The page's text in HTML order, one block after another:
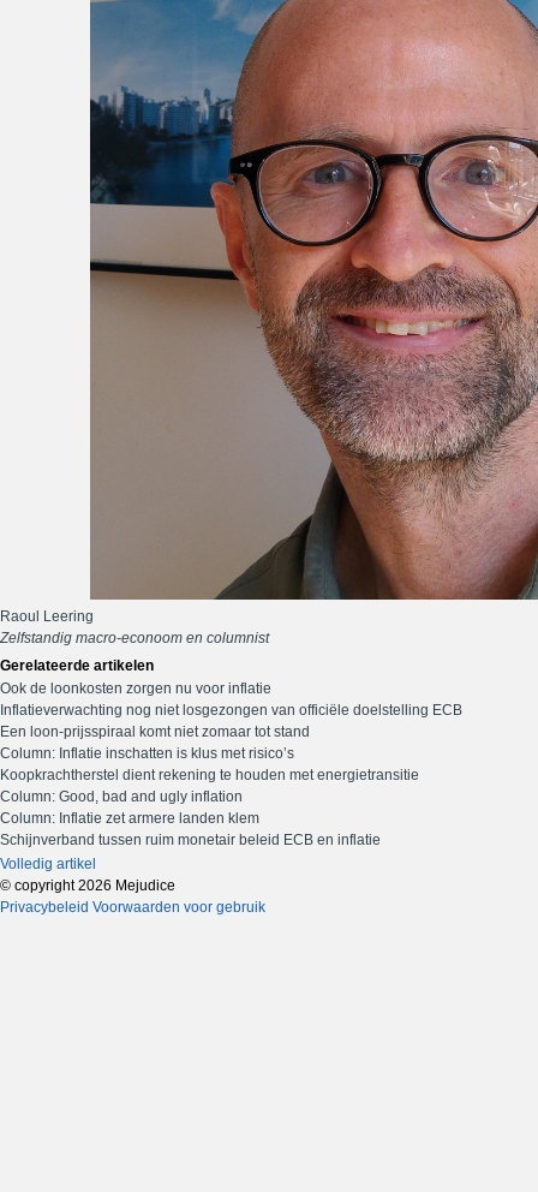
Raoul Leering
Zelfstandig macro-econoom en columnist
Gerelateerde artikelen
Ook de loonkosten zorgen nu voor inflatie
Inflatieverwachting nog niet losgezongen van officiële doelstelling ECB
Een loon-prijsspiraal komt niet zomaar tot stand
Column: Inflatie inschatten is klus met risico’s
Koopkrachtherstel dient rekening te houden met energietransitie
Column: Good, bad and ugly inflation
Column: Inflatie zet armere landen klem
Schijnverband tussen ruim monetair beleid ECB en inflatie
Volledig artikel
© copyright 2026 Mejudice
Privacybeleid Voorwaarden voor gebruik